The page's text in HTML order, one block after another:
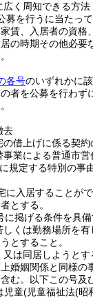
広く周知できる方法
募を行うに当たっ
賃、入居者の資格
の時期その他必要
各号のいずれかに
者を公募を行わず
去
の借上げに係る契約
事業による普通市営
規定する特別の事
に入居することが
とする。
掲げる条件を具備
しくは勤務場所を
とすること。
又は同居しようとす
婚姻関係と同様の
む。以下この号及
児童(児童福祉法(昭